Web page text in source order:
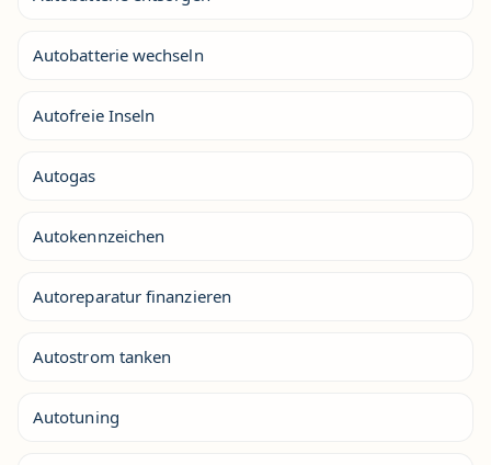
Autobatterie wechseln
Autofreie Inseln
Autogas
Autokennzeichen
Autoreparatur finanzieren
Autostrom tanken
Autotuning